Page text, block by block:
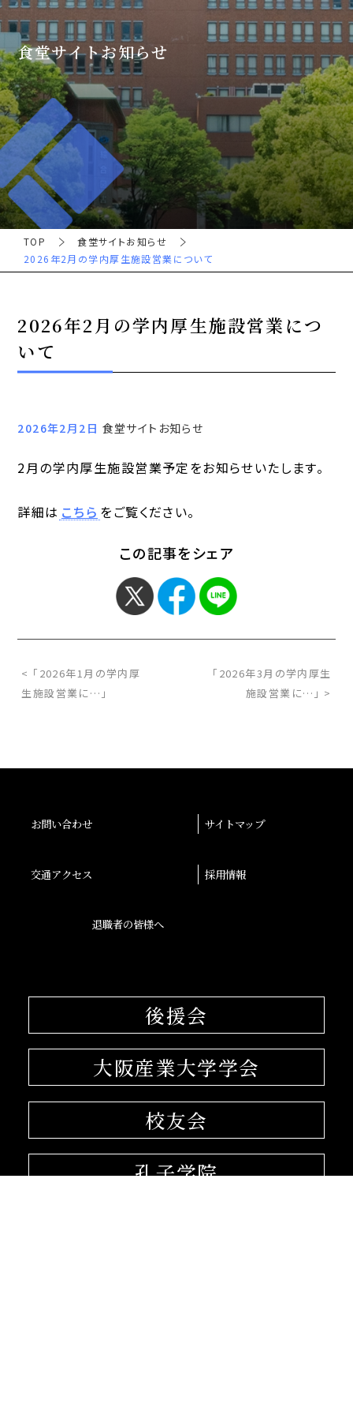
食堂サイトお知らせ
TOP
食堂サイトお知らせ
2026年2月の学内厚生施設営業について
2026年2月の学内厚生施設営業につ
いて
2026年2月2日 食堂サイトお知らせ
2月の学内厚生施設営業予定をお知らせいたします。
詳細は こちら をご覧ください。
この記事をシェア
< 「2026年1月の学内厚
生施設営業に…」
「2026年3月の学内厚生
施設営業に…」 >
お問い合わせ サイトマップ
交通アクセス 採用情報
退職者の皆様へ
後援会
大阪産業大学学会
校友会
孔子学院